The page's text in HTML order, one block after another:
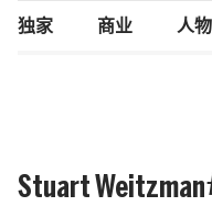
独家 商业 人物
Stuart